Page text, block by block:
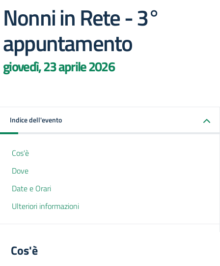
Nonni in Rete - 3°
appuntamento
giovedì, 23 aprile 2026
Indice dell'evento
Cos'è
Dove
Date e Orari
Ulteriori informazioni
Cos'è